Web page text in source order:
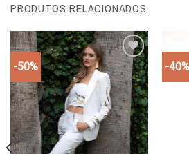
PRODUTOS RELACIONADOS
-50%
Add to
wishlist
-40%